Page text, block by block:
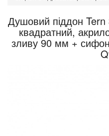
Душовий піддон
квадратний,
зливу 90 мм +